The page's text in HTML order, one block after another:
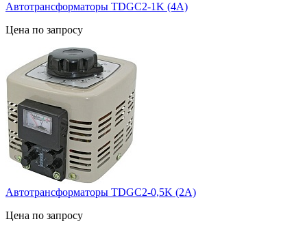
Автотрансформаторы TDGC2-1K (4А)
Цена по запросу
Автотрансформаторы TDGC2-0,5K (2А)
Цена по запросу